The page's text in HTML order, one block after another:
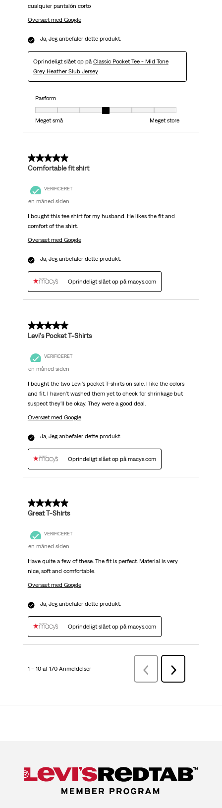
cualquier pantalón corto
Oversæt med Google
Ja, Jeg anbefaler dette produkt.
Oprindeligt slået op på Classic Pocket Tee - Mid Tone
Grey Heather Slub Jersey
Pasform
Pasform, 4 ud af 7, hvor 1 er lig med Meget små og 7 er lig med Meget
Meget små
Meget store
5 ud af 5 stjerner.
Comfortable fit shirt
VERIFICERET
en måned siden
I bought this tee shirt for my husband. He likes the fit and
comfort of the shirt.
Oversæt med Google
Ja, Jeg anbefaler dette produkt.
Oprindeligt slået op på macys.com
5 ud af 5 stjerner.
Levi's Pocket T-Shirts
VERIFICERET
en måned siden
I bought the two Levi's pocket T-shirts on sale. I like the colors
and fit. I haven't washed them yet to check for shrinkage but
suspect they'll be okay. They were a good deal.
Oversæt med Google
Ja, Jeg anbefaler dette produkt.
Oprindeligt slået op på macys.com
5 ud af 5 stjerner.
Great T-Shirts
VERIFICERET
en måned siden
Have quite a few of these. The fit is perfect. Material is very
nice, soft and comfortable.
Oversæt med Google
Ja, Jeg anbefaler dette produkt.
Oprindeligt slået op på macys.com
1 – 10 af 170 Anmeldelser ForrigeAnmeldelser
Næste
Anmeldelser